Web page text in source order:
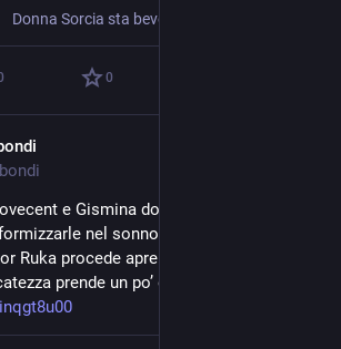
0
e Gismina dormono sul pavimento
nel sonno è stato più semplice
Ruka procede aprendo la propria
prende un po’ di campioni da...